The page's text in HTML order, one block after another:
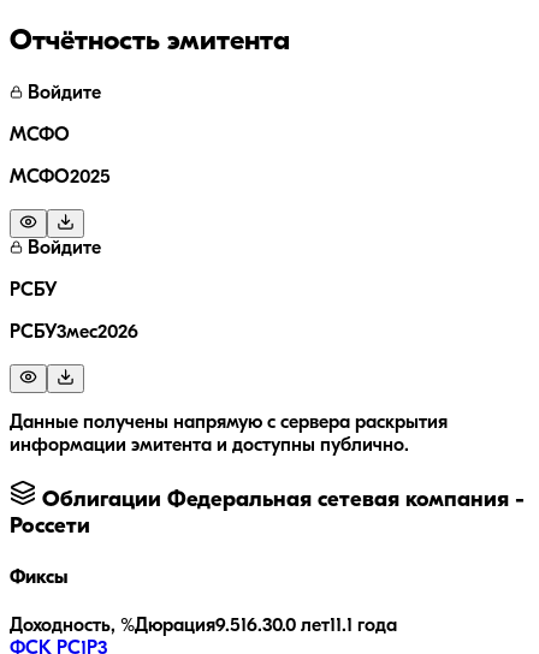
Отчётность эмитента
Войдите
МСФО
МСФО2025
Войдите
РСБУ
РСБУ3мес2026
Данные получены напрямую с сервера раскрытия
информации эмитента и доступны публично.
Облигации Федеральная сетевая компания -
Россети
Фиксы
Доходность, %Дюрация9.516.30.0 лет11.1 года
ФСК РС1Р3